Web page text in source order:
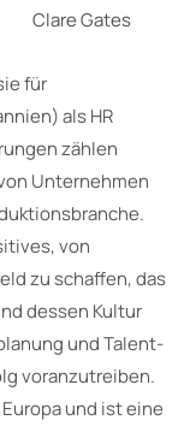
Clare Gates
für
als HR
zählen
Unternehmen
von
zu schaffen, das
dessen Kultur
und Talent-
voranzutreiben.
und ist eine